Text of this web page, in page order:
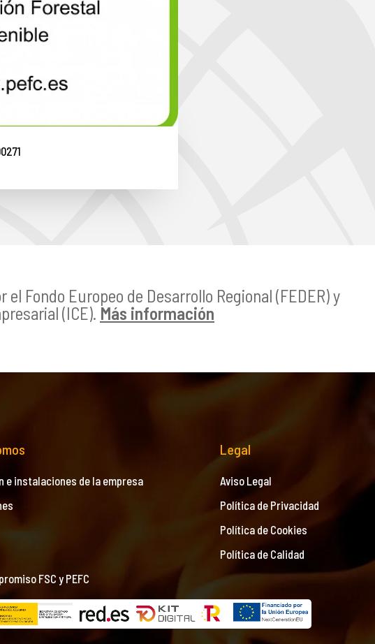
Fondo Europeo de Desarrollo Regional (FEDER) y
(ICE). Más información
e instalaciones de la empresa
FSC y PEFC
Legal
Aviso Legal
Política de Privacidad
Política de Cookies
Política de Calidad